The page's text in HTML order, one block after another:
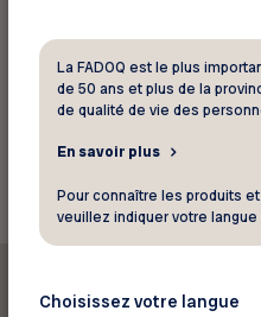
Source: FADOQ
La FADOQ est le plus
de 50 ans et plus de la
de qualité de vie des
En savoir plus
Pour connaître les produits
veuillez indiquer votre
Choisissez votre langue